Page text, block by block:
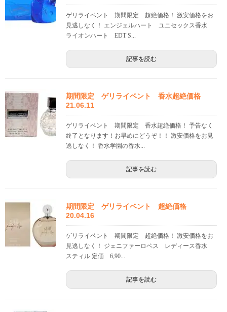
ゲリライベント 期間限定 超絶価格！ 激安価格をお
見逃しなく！ エンジェルハート ユニセックス香水
ライオンハート EDT S...
記事を読む
期間限定 ゲリライベント 香水超絶価格
21.06.11
ゲリライベント 期間限定 香水超絶価格！ 予告なく
終了となります！お早めにどうぞ！！ 激安価格をお見
逃しなく！ 香水学園の香水...
記事を読む
期間限定 ゲリライベント 超絶価格
20.04.16
ゲリライベント 期間限定 超絶価格！ 激安価格をお
見逃しなく！ ジェニファーロペス レディース香水
スティル 定価 6,90...
記事を読む